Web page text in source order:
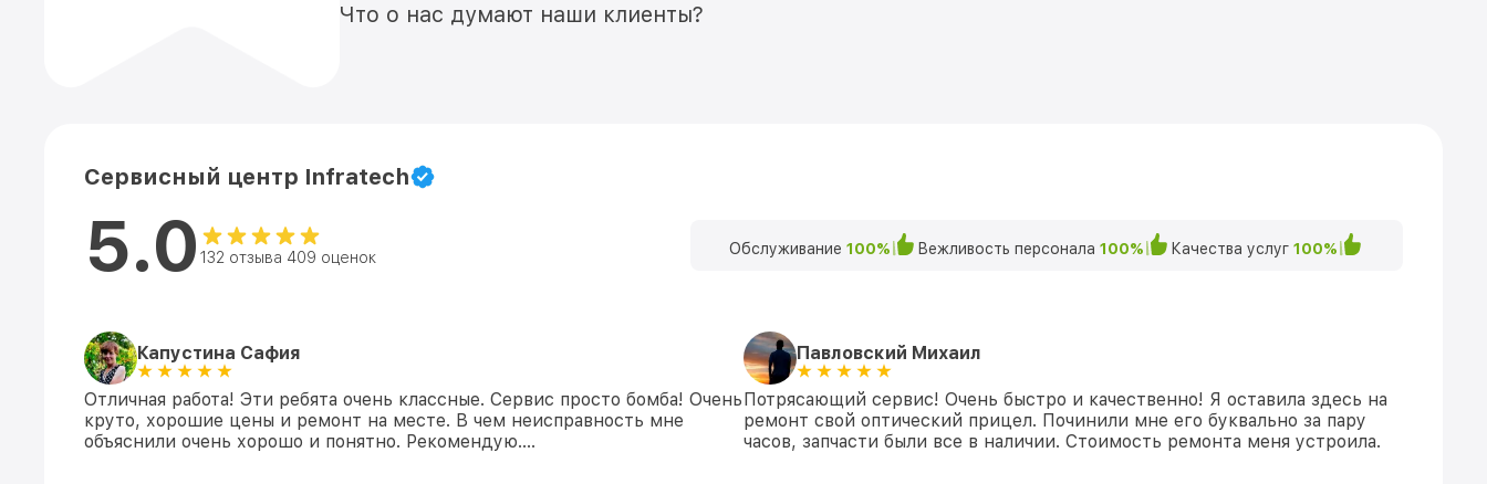
Что о нас думают наши клиенты?
Сервисный центр Infratech
5.0 132 отзыва 409 оценок Обслуживание 100% Вежливость персонала 100% Качества услуг 100%
Капустина Сафия
Отличная работа! Эти ребята очень классные. Сервис просто бомба! Очень
круто, хорошие цены и ремонт на месте. В чем неисправность мне
объяснили очень хорошо и понятно. Рекомендую….
Павловский Михаил
Потрясающий сервис! Очень быстро и качественно! Я оставила здесь на
ремонт свой оптический прицел. Починили мне его буквально за пару
часов, запчасти были все в наличии. Стоимость ремонта меня устроила.